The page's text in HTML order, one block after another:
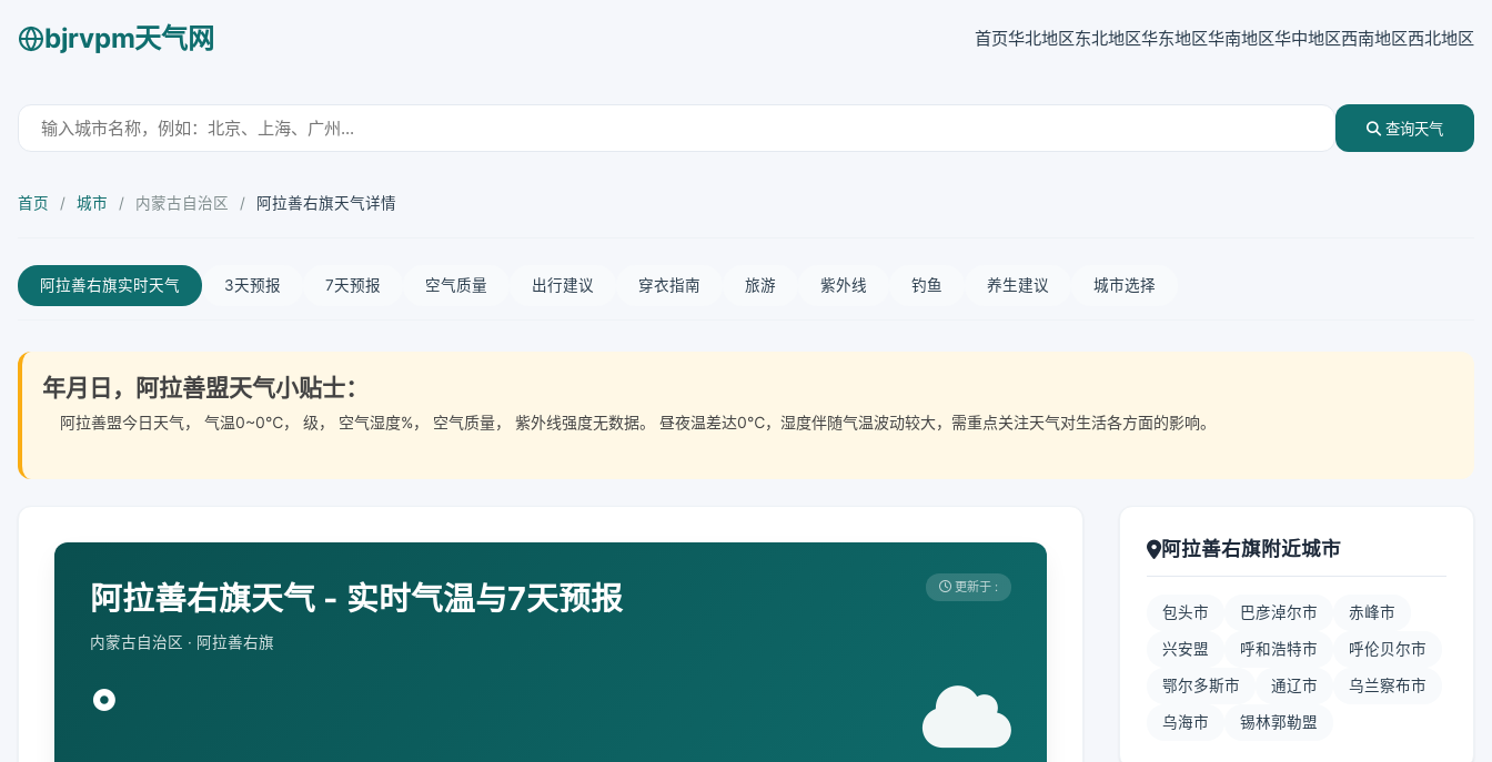
bjrvpm天气网 首页华北地区东北地区华东地区华南地区华中地区西南地区西北地区
查询天气
首页 / 城市 / 内蒙古自治区 / 阿拉善右旗天气详情
阿拉善右旗实时天气 3天预报 7天预报 空气质量 出行建议 穿衣指南 旅游 紫外线 钓鱼 养生建议 城市选择
年月日，阿拉善盟天气小贴士：
阿拉善盟今日天气， 气温0~0℃， 级， 空气湿度%， 空气质量， 紫外线强度无数据。 昼夜温差达0℃，湿度伴随气温波动较大，需重点关注天气对生活各方面的影响。
阿拉善右旗天气 - 实时气温与7天预报
内蒙古自治区 · 阿拉善右旗
更新于 :
°
阿拉善右旗附近城市
包头市 巴彦淖尔市 赤峰市
兴安盟 呼和浩特市 呼伦贝尔市
鄂尔多斯市 通辽市 乌兰察布市
乌海市 锡林郭勒盟